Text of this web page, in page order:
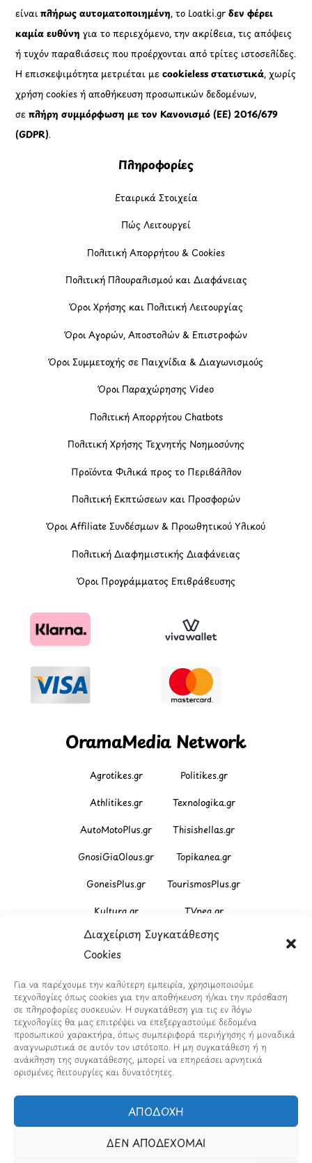
Διαχείριση Συγκατάθεσης
Cookies
Για να παρέχουμε την καλύτερη εμπειρία, χρησιμοποιούμε
τεχνολογίες όπως cookies για την αποθήκευση ή/και την πρόσβαση
σε πληροφορίες συσκευών. Η συγκατάθεση για τις εν λόγω
τεχνολογίες θα μας επιτρέψει να επεξεργαστούμε δεδομένα
προσωπικού χαρακτήρα, όπως συμπεριφορά περιήγησης ή μοναδικά
αναγνωριστικά σε αυτόν τον ιστότοπο. Η μη συγκατάθεση ή η
ανάκληση της συγκατάθεσης, μπορεί να επηρεάσει αρνητικά
ορισμένες λειτουργίες και δυνατότητες.
ΑΠΟΔΟΧΗ
ΔΕΝ ΑΠΟΔΕΧΟΜΑΙ
είναιπλήρως αυτοματοποιημένη, το Loatki.grδεν φέρει
καμία ευθύνη για το περιεχόμενο, την ακρίβεια, τις απόψεις
ή τυχόν παραβιάσεις που προέρχονται από τρίτες ιστοσελίδες.
Η επισκεψιμότητα μετριέται μεcookieless στατιστικά, χωρίς
χρήση cookies ή αποθήκευση προσωπικών δεδομένων,
σεπλήρη συμμόρφωση με τον Κανονισμό (ΕΕ) 2016/679
(GDPR).
Πληροφορίες
Εταιρικά Στοιχεία
Πώς Λειτουργεί
Πολιτική Απορρήτου & Cookies
Πολιτική Πλουραλισμού και Διαφάνειας
Όροι Χρήσης και Πολιτική Λειτουργίας
Όροι Αγορών, Αποστολών & Επιστροφών
Όροι Συμμετοχής σε Παιχνίδια & Διαγωνισμούς
Όροι Παραχώρησης Video
Πολιτική Απορρήτου Chatbots
Πολιτική Χρήσης Τεχνητής Νοημοσύνης
Προϊόντα Φιλικά προς το Περιβάλλον
Πολιτική Εκπτώσεων και Προσφορών
Όροι Affiliate Συνδέσμων & Προωθητικού Υλικού
Πολιτική Διαφημιστικής Διαφάνειας
Όροι Προγράμματος Επιβράβευσης
OramaMedia Network
Agrotikes.gr Politikes.gr
Athlitikes.gr Texnologika.gr
AutoMotoPlus.gr Thisishellas.gr
GnosiGiaOlous.gr Topikanea.gr
GoneisPlus.gr TourismosPlus.gr
Kultura.gr TVnea.gr
Loatki.gr Upnow.gr
ModernaGynaika.gr Xristianika.gr
OikonomiaPlus.gr ZoumeKalytera.gr
Oikotropia.gr ZoumeSpiti.gr
Perepet.gr
Orama Group(Orama Group Μ.Ι.Κ.Ε.) |
Α.Φ.Μ. 801086294 – Δ.Ο.Υ. ΚΕΦΟΔΕ Αττικής | Γ.Ε.ΜΗ
148748903000 | Έδρα: Αθήνα, Ελλάδα |